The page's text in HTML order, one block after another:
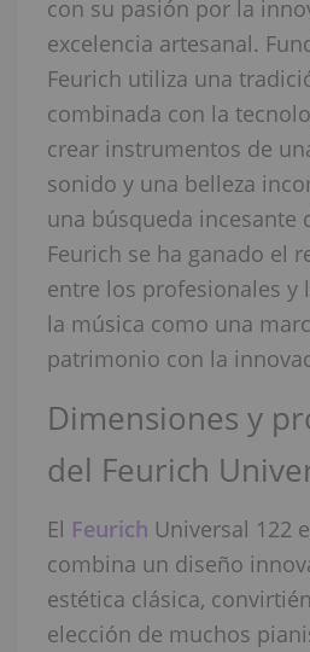
con su pasión por la
excelencia artesanal.
Feurich utiliza una
combinada con la
crear instrumentos de
sonido y una belleza
una búsqueda incesante
Feurich se ha ganado el
entre los profesionales y
la música como una
patrimonio con la
Dimensiones y
del Feurich
El Feurich Universal 122
combina un diseño
estética clásica,
elección de muchos